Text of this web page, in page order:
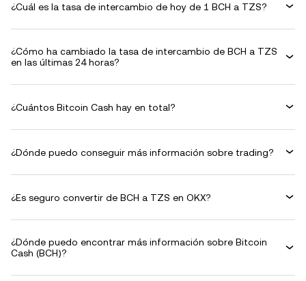
¿Cuál es la tasa de intercambio de hoy de 1 BCH a TZS?
¿Cómo ha cambiado la tasa de intercambio de BCH a TZS
en las últimas 24 horas?
¿Cuántos Bitcoin Cash hay en total?
¿Dónde puedo conseguir más información sobre trading?
¿Es seguro convertir de BCH a TZS en OKX?
¿Dónde puedo encontrar más información sobre Bitcoin
Cash (BCH)?